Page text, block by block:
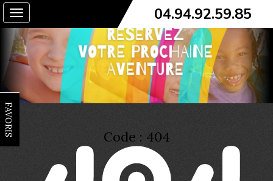
Toggle
navigation
04.94.92.59.85
FAVORIS Code : 404